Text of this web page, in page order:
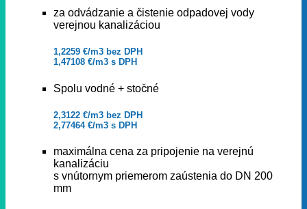
za odvádzanie a čistenie odpadovej vody
verejnou kanalizáciou
1,2259 €/m3 bez DPH
1,47108 €/m3 s DPH
Spolu vodné + stočné
2,3122 €/m3 bez DPH
2,77464 €/m3 s DPH
maximálna cena za pripojenie na verejnú
kanalizáciu
s vnútornym priemerom zaústenia do DN 200
mm